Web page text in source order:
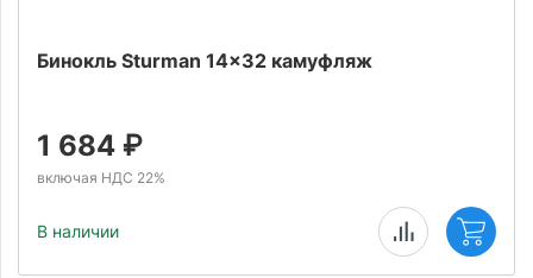
Бинокль Sturman 14x32 камуфляж
1 684 ₽
включая НДС 22%
В наличии